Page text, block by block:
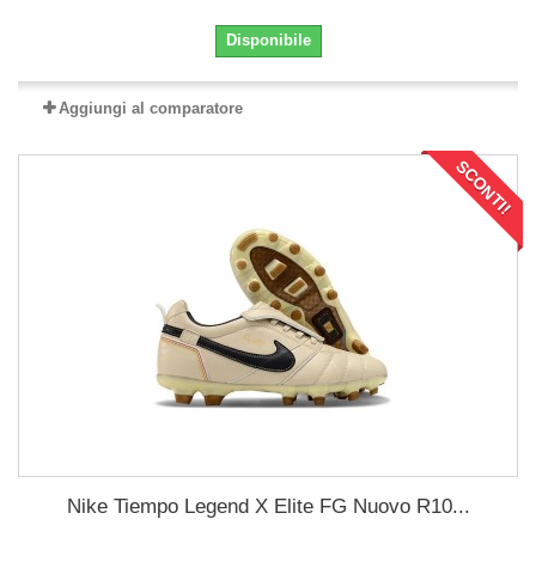
Disponibile
Aggiungi al comparatore
SCONTI!
Nike Tiempo Legend X Elite FG Nuovo R10...